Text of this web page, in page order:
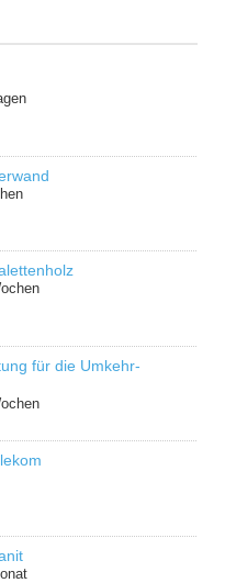
für die Umkehr-